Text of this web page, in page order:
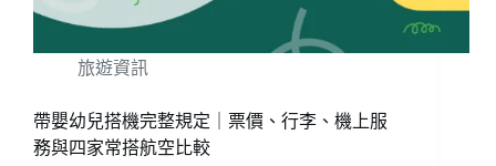
旅遊資訊
帶嬰幼兒搭機完整規定｜票價、行李、機上服
務與四家常搭航空比較